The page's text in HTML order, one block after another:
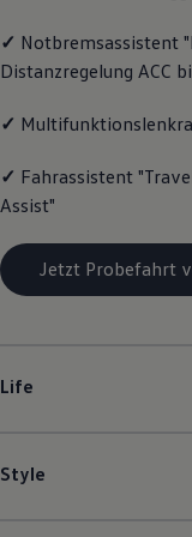
✓ Notbremsassistent
Distanzregelung ACC
✓
✓ Fahrassistent
Assist"
Jetzt Probefahrt
Life
Style